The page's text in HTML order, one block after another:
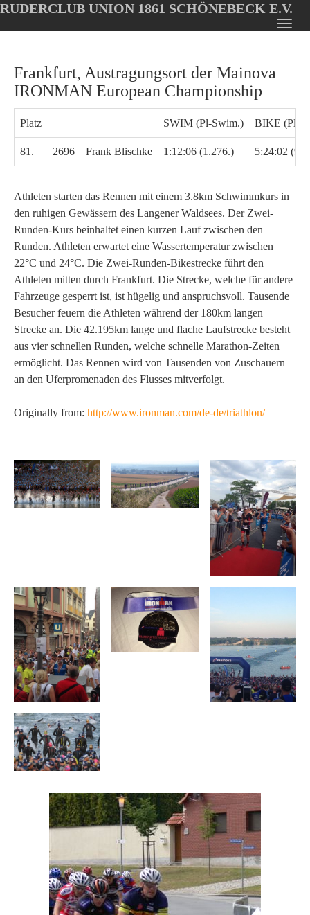
Oops, an error occurred! Code: 20260805222154f588ad53
main
content
RUDERCLUB UNION 1861 SCHÖNEBECK E.V.
Frankfurt, Austragungsort der Mainova
IRONMAN European Championship
Platz SWIM (Pl-Swim.) BIKE (Pl-
81. 2696 Frank Blischke 1:12:06 (1.276.) 5:24:02
Athleten starten das Rennen mit einem 3.8km Schwimmkurs in
den ruhigen Gewässern des Langener Waldsees. Der Zwei-
Runden-Kurs beinhaltet einen kurzen Lauf zwischen den
Runden. Athleten erwartet eine Wassertemperatur zwischen
22°C und 24°C. Die Zwei-Runden-Bikestrecke führt den
Athleten mitten durch Frankfurt. Die Strecke, welche für andere
Fahrzeuge gesperrt ist, ist hügelig und anspruchsvoll. Tausende
Besucher feuern die Athleten während der 180km langen
Strecke an. Die 42.195km lange und flache Laufstrecke besteht
aus vier schnellen Runden, welche schnelle Marathon-Zeiten
ermöglicht. Das Rennen wird von Tausenden von Zuschauern
an den Uferpromenaden des Flusses mitverfolgt.
Originally from: http://www.ironman.com/de-de/triathlon/